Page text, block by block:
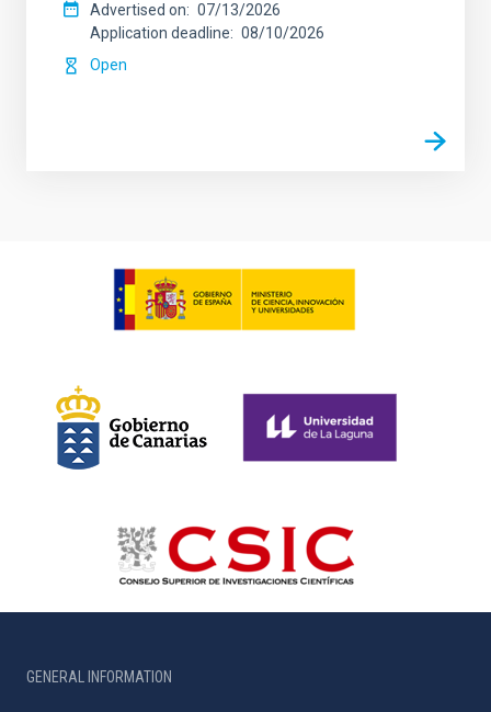
Advertised on
07/13/2026
Application deadline
08/10/2026
Open
GENERAL INFORMATION